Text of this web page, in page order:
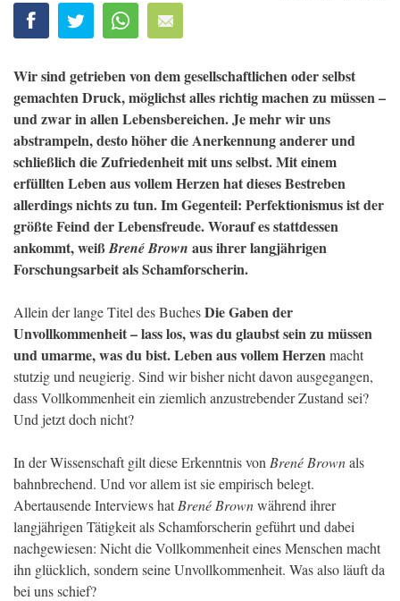
Wir sind getrieben von dem gesellschaftlichen oder selbst
gemachten Druck, möglichst alles richtig machen zu müssen –
und zwar in allen Lebensbereichen. Je mehr wir uns
abstrampeln, desto höher die Anerkennung anderer und
schließlich die Zufriedenheit mit uns selbst. Mit einem
erfüllten Leben aus vollem Herzen hat dieses Bestreben
allerdings nichts zu tun. Im Gegenteil: Perfektionismus ist der
größte Feind der Lebensfreude. Worauf es stattdessen
ankommt, weißBrené Brown aus ihrer langjährigen
Forschungsarbeit als Schamforscherin.
Allein der lange Titel des BuchesDie Gaben der
Unvollkommenheit – lass los, was du glaubst sein zu müssen
und umarme, was du bist. Leben aus vollem Herzenmacht
stutzig und neugierig. Sind wir bisher nicht davon ausgegangen,
dass Vollkommenheit ein ziemlich anzustrebender Zustand sei?
Und jetzt doch nicht?
In der Wissenschaft gilt diese Erkenntnis von Brené Brownals
bahnbrechend. Und vor allem ist sie empirisch belegt.
Abertausende Interviews hatBrené Brownwährend ihrer
langjährigen Tätigkeit als Schamforscherin geführt und dabei
nachgewiesen: Nicht die Vollkommenheit eines Menschen macht
ihn glücklich, sondern seine Unvollkommenheit. Was also läuft da
bei uns schief?